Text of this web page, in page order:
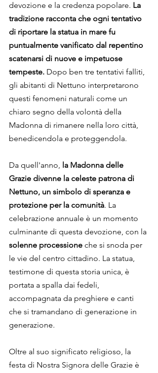
devozione e la credenza popolare. La
tradizione racconta che ogni tentativo
di riportare la statua in mare fu
puntualmente vanificato dal repentino
scatenarsi di nuove e impetuose
tempeste. Dopo ben tre tentativi falliti,
gli abitanti di Nettuno interpretarono
questi fenomeni naturali come un
chiaro segno della volontà della
Madonna di rimanere nella loro città,
benedicendola e proteggendola.
Da quell'anno, la Madonna delle
Grazie divenne la celeste patrona di
Nettuno, un simbolo di speranza e
protezione per la comunità. La
celebrazione annuale è un momento
culminante di questa devozione, con la
solenne processione che si snoda per
le vie del centro cittadino. La statua,
testimone di questa storia unica, è
portata a spalla dai fedeli,
accompagnata da preghiere e canti
che si tramandano di generazione in
generazione.
Oltre al suo significato religioso, la
festa di Nostra Signora delle Grazie è